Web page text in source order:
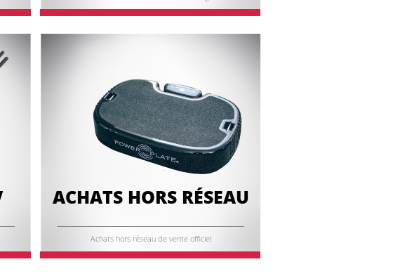
ACHATS HORS RÉSEAU
Achats hors réseau de vente officiel